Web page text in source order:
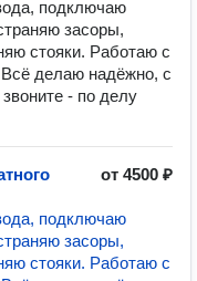
подключаю
засоры,
стояки. Работаю с
делаю надёжно, с
- по делу
от 4500 ₽
подключаю
засоры,
стояки. Работаю с